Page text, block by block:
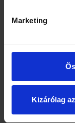
Marketing
Kizárólag
hímes tojás. A
keresztény
jelképe és a 12.
festésére a